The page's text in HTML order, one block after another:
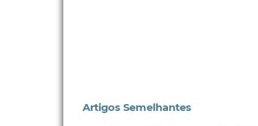
Artigos Semelhantes